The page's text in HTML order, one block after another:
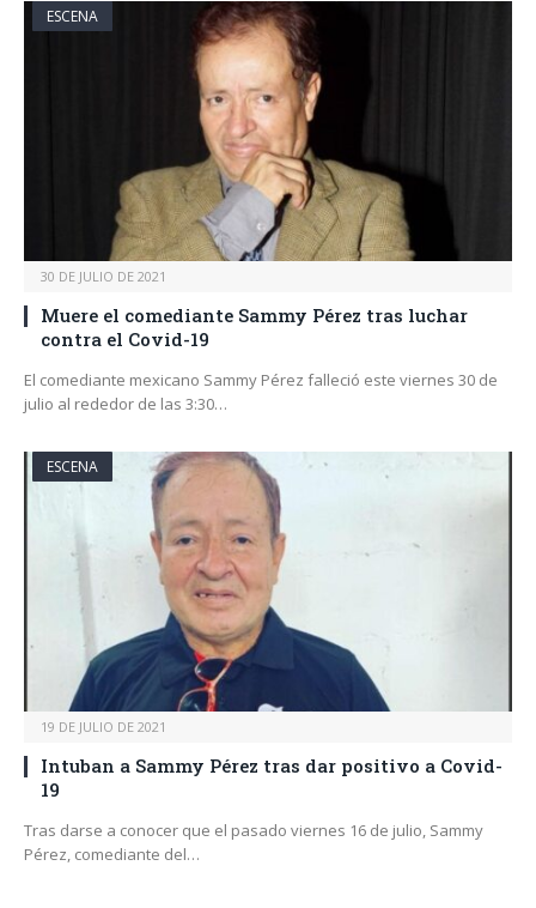
ESCENA
30 DE JULIO DE 2021
Muere el comediante Sammy Pérez tras luchar
contra el Covid-19
El comediante mexicano Sammy Pérez falleció este viernes 30 de
julio al rededor de las 3:30…
ESCENA
19 DE JULIO DE 2021
Intuban a Sammy Pérez tras dar positivo a Covid-
19
Tras darse a conocer que el pasado viernes 16 de julio, Sammy
Pérez, comediante del…